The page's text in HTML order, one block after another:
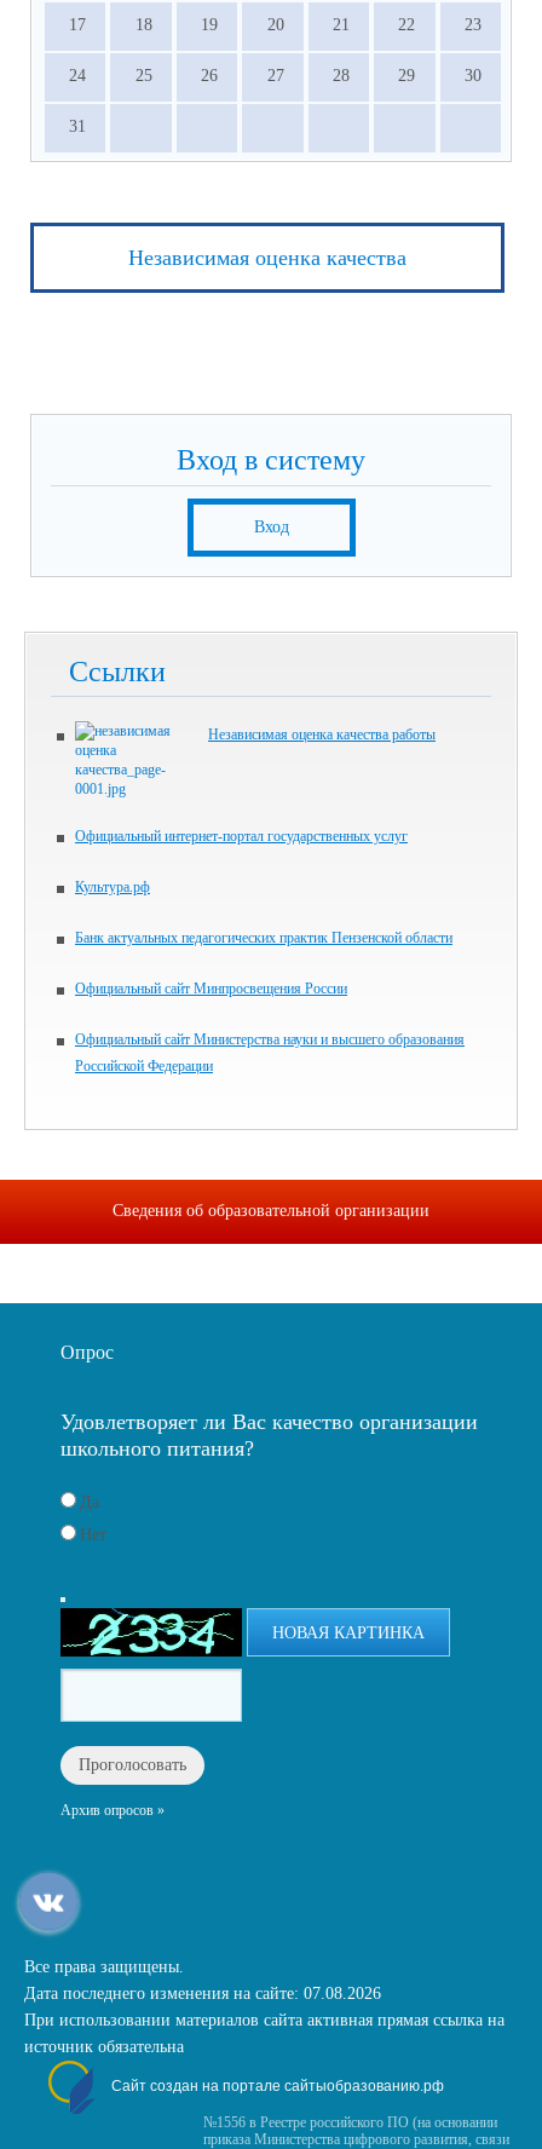
17 18 19 20 21 22 23
24 25 26 27 28 29 30
31
Независимая оценка качества
Вход в систему
Вход
Ссылки
Независимая оценка качества работы
Официальный интернет-портал государственных услуг
Культура.рф
Банк актуальных педагогических практик Пензенской области
Официальный сайт Минпросвещения России
Официальный сайт Министерства науки и высшего образования
Российской Федерации
Сведения об образовательной организации
Опрос
Удовлетворяет ли Вас качество организации
школьного питания?
Да
Нет
НОВАЯ КАРТИНКА
Архив опросов »
Все права защищены.
Дата последнего изменения на сайте: 07.08.2026
При использовании материалов сайта активная прямая ссылка на
источник обязательна
Сайт создан на портале сайтыобразованию.рф
№1556 в Реестре российского ПО (на основании
приказа Министерства цифрового развития, связи